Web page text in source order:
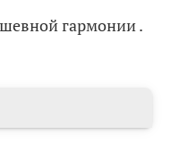
гармонии.